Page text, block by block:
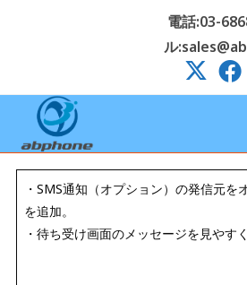
電話:03-
ル
・SMS通知（オプション）の発信元を
を追加。
・ 待ち受け画面のメッセージを見やすく